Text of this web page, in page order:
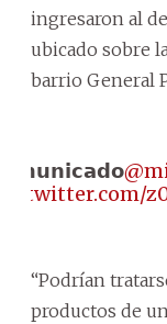
ingresaron al
ubicado sobre
barrio General
“Podrían
productos de